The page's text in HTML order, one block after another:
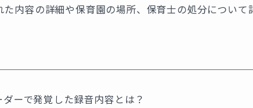
た内容の詳細や保育園の場所、保育士の処分について
ーで発覚した録音内容とは？